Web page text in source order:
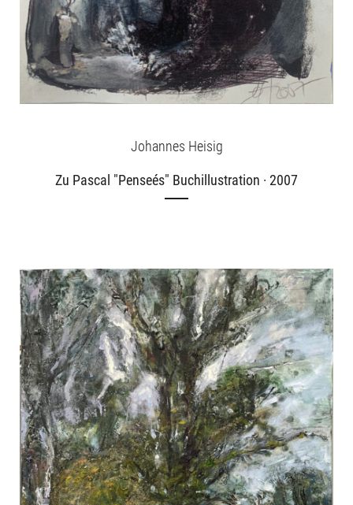
Johannes Heisig
Zu Pascal "Penseés" Buchillustration · 2007